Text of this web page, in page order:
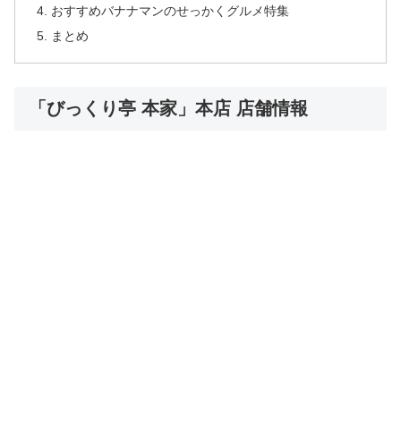
おすすめバナナマンのせっかくグルメ特集
まとめ
「びっくり亭 本家」本店 店舗情報